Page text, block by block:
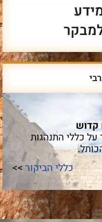
קדוש
כללי התנהגות
כללי הביקור >>